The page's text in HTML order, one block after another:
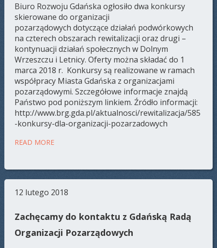
Biuro Rozwoju Gdańska ogłosiło dwa konkursy
skierowane do organizacji
pozarządowych dotyczące działań podwórkowych
na czterech obszarach rewitalizacji oraz drugi –
kontynuacji działań społecznych w Dolnym
Wrzeszczu i Letnicy. Oferty można składać do 1
marca 2018 r. Konkursy są realizowane w ramach
współpracy Miasta Gdańska z organizacjami
pozarządowymi. Szczegółowe informacje znajdą
Państwo pod poniższym linkiem. Źródło informacji:
http://www.brg.gda.pl/aktualnosci/rewitalizacja/585
-konkursy-dla-organizacji-pozarzadowych
READ MORE
12 lutego 2018
Zachęcamy do kontaktu z Gdańską Radą
Organizacji Pozarządowych